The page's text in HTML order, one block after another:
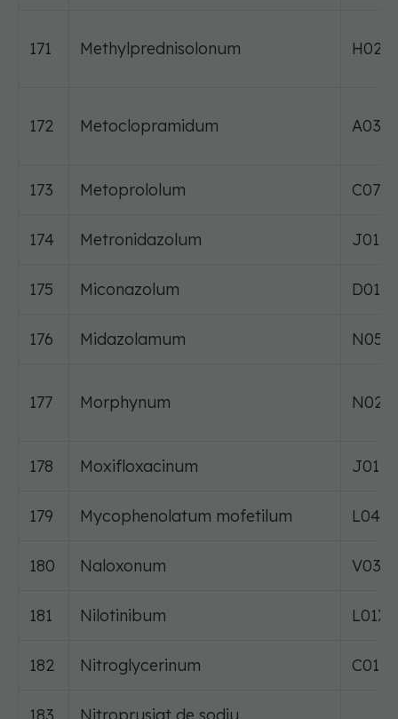
171 Methylprednisolonum
172 Metoclopramidum
173 Metoprololum
174 Metronidazolum
175 Miconazolum
176 Midazolamum
177 Morphynum
178 Moxifloxacinum
179 Mycophenolatum mofetilum
180 Naloxonum
181 Nilotinibum
182 Nitroglycerinum